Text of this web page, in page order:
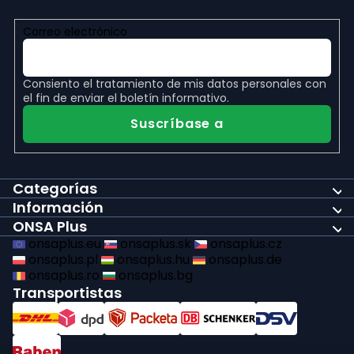
Correo electrónico
Consiento el tratamiento de mis datos personales con
el fin de enviar el boletín informativo.
Suscríbase a
Categorías
Información
ONSA Plus
onsaplus.eu onsaplus.sk
onsaplus.cz
onsaplus.pl
onsaplus.hu
onsaplus.de
onsaplus.ro
onsaplus.bg
Transportistas